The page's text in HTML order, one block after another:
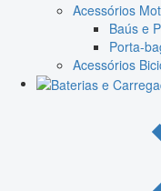
Acessórios
Baús e
Porta-
Acessórios